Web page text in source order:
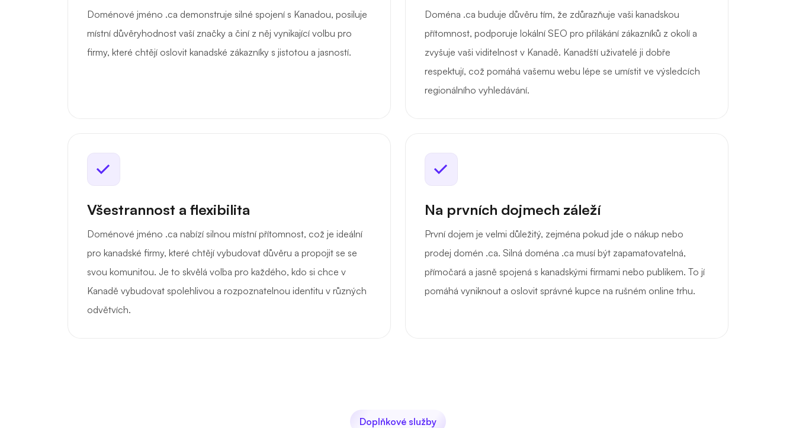
Doménové jméno .ca demonstruje silné spojení s Kanadou, posiluje
místní důvěryhodnost vaší značky a činí z něj vynikající volbu pro
firmy, které chtějí oslovit kanadské zákazníky s jistotou a jasností.
Doména .ca buduje důvěru tím, že zdůrazňuje vaši kanadskou
přítomnost, podporuje lokální SEO pro přilákání zákazníků z okolí a
zvyšuje vaši viditelnost v Kanadě. Kanadští uživatelé ji dobře
respektují, což pomáhá vašemu webu lépe se umístit ve výsledcích
regionálního vyhledávání.
Všestrannost a flexibilita
Doménové jméno .ca nabízí silnou místní přítomnost, což je ideální
pro kanadské firmy, které chtějí vybudovat důvěru a propojit se se
svou komunitou. Je to skvělá volba pro každého, kdo si chce v
Kanadě vybudovat spolehlivou a rozpoznatelnou identitu v různých
odvětvích.
Na prvních dojmech záleží
První dojem je velmi důležitý, zejména pokud jde o nákup nebo
prodej domén .ca. Silná doména .ca musí být zapamatovatelná,
přímočará a jasně spojená s kanadskými firmami nebo publikem. To jí
pomáhá vyniknout a oslovit správné kupce na rušném online trhu.
Doplňkové služby